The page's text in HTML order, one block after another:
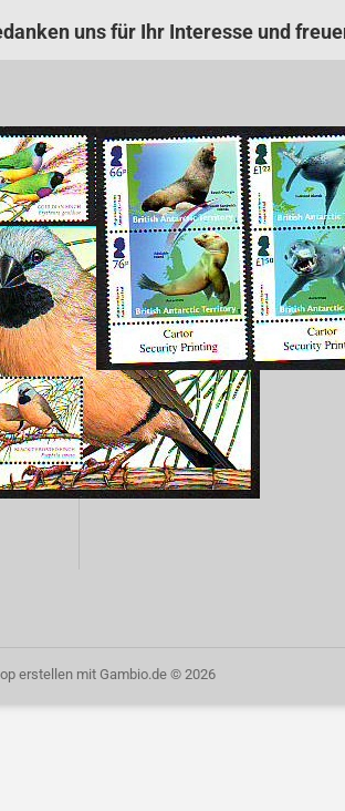
uns für Ihr Interesse und
erstellenmit Gambio.de © 2026